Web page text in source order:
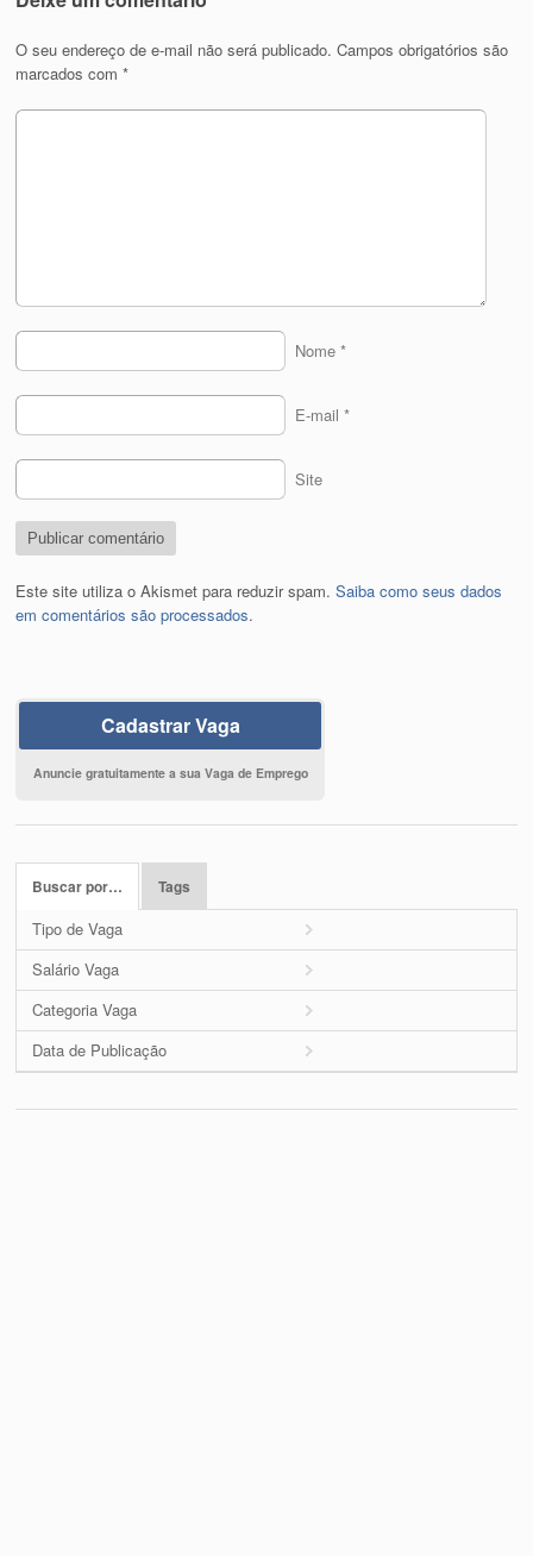
O seu endereço de e-mail não será publicado. Campos obrigatórios são
marcados com*
Nome *
E-mail *
Site
Este site utiliza o Akismet para reduzir spam.Saiba como seus dados
em comentários são processados.
Cadastrar Vaga
Anuncie gratuitamente a sua Vaga de Emprego
Buscar por… Tags
Tipo de Vaga
Salário Vaga
Categoria Vaga
Data de Publicação